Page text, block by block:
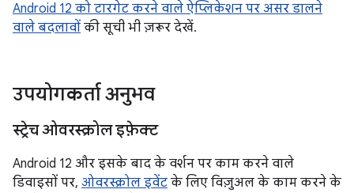
Android 12 को टारगेट करने वाले ऐप्लिकेशन पर असर डालने
वाले बदलावों की सूची भी ज़रूर देखें.
उपयोगकर्ता अनुभव
स्ट्रेच ओवरस्क्रोल इफ़ेक्ट
Android 12 और इसके बाद के वर्शन पर काम करने वाले
डिवाइसों पर, ओवरस्क्रोल इवेंट के लिए विज़ुअल के काम करने के